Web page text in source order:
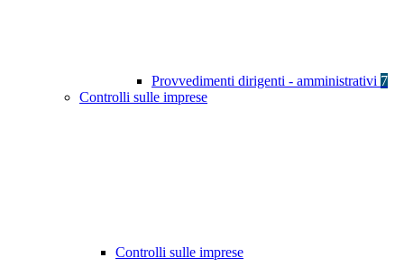
Provvedimenti dirigenti - amministrativi 7
Controlli sulle imprese
Controlli sulle imprese